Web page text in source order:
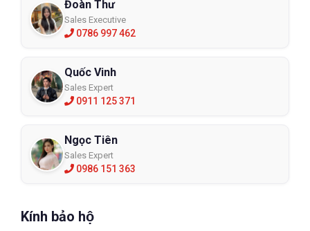
Đoàn Thư
Sales Executive
0786 997 462
Quốc Vinh
Sales Expert
0911 125 371
Ngọc Tiên
Sales Expert
0986 151 363
Kính bảo hộ